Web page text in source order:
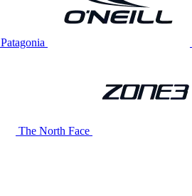
Patagonia
The North Face